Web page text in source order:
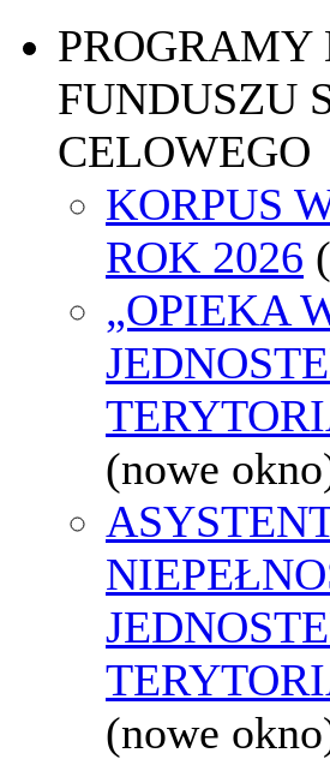
PROGRAMY
FUNDUSZU
CELOWEGO
KORPUS
ROK 2026
„OPIEKA
(nowe
(nowe